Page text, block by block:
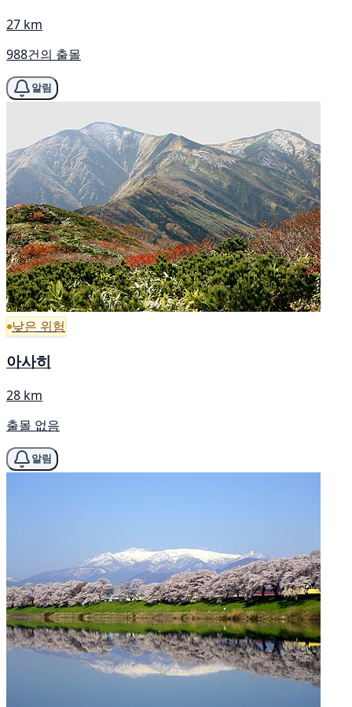
27 km
988건의 출몰
알림
낮은 위험
아사히
28 km
출몰 없음
알림